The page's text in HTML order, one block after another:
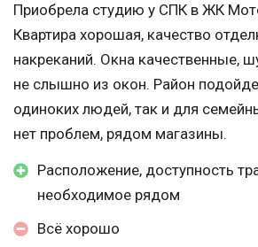
Приобрела студию у СПК в ЖК
Квартира хорошая, качество
накреканий. Окна качественные,
не слышно из окон. Район
одиноких людей, так и для
нет проблем, рядом магазины.
Расположение, доступность
необходимое рядом
Всё хорошо